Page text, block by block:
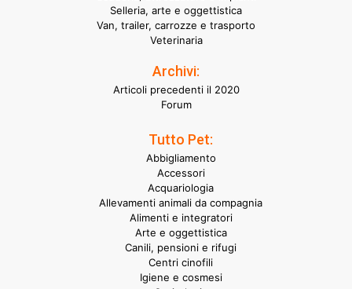
Selleria, arte e oggettistica
Van, trailer, carrozze e trasporto
Veterinaria
Archivi:
Articoli precedenti il 2020
Forum
Tutto Pet:
Abbigliamento
Accessori
Acquariologia
Allevamenti animali da compagnia
Alimenti e integratori
Arte e oggettistica
Canili, pensioni e rifugi
Centri cinofili
Igiene e cosmesi